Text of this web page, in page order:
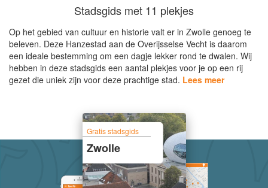
Stadsgids met 11 plekjes
Op het gebied van cultuur en historie valt er in Zwolle genoeg te
beleven. Deze Hanzestad aan de Overijsselse Vecht is daarom
een ideale bestemming om een dagje lekker rond te dwalen. Wij
hebben in deze stadsgids een aantal plekjes voor je op een rij
gezet die uniek zijn voor deze prachtige stad. Lees meer
Gratis stadsgids
Zwolle